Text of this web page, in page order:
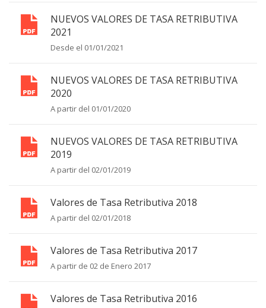
NUEVOS VALORES DE TASA RETRIBUTIVA
2021
Desde el 01/01/2021
NUEVOS VALORES DE TASA RETRIBUTIVA
2020
A partir del 01/01/2020
NUEVOS VALORES DE TASA RETRIBUTIVA
2019
A partir del 02/01/2019
Valores de Tasa Retributiva 2018
A partir del 02/01/2018
Valores de Tasa Retributiva 2017
A partir de 02 de Enero 2017
Valores de Tasa Retributiva 2016